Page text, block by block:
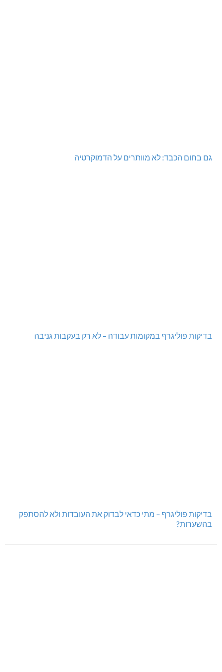
גם בחום הכבד: לא מוותרים על הדמוקרטיה
בדיקות פוליגרף במקומות עבודה – לא רק בעקבות גניבה
בדיקות פוליגרף – מתי כדאי לבדוק את העובדות ולא להסתפק
בהשערות?